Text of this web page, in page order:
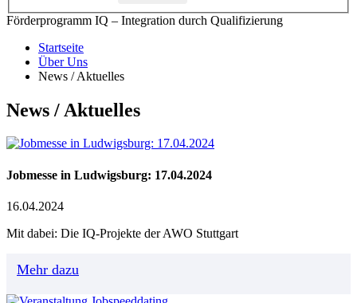
Förderprogramm IQ – Integration durch Qualifizierung
Startseite
Über Uns
News / Aktuelles
News / Aktuelles
Jobmesse in Ludwigsburg: 17.04.2024
16.04.2024
Mit dabei: Die IQ-Projekte der AWO Stuttgart
Mehr dazu